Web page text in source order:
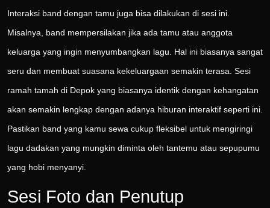
Interaksi band dengan tamu juga bisa dilakukan di sesi ini.
Misalnya, band mempersilakan jika ada tamu atau anggota
keluarga yang ingin menyumbangkan lagu. Hal ini biasanya sangat
seru dan membuat suasana kekeluargaan semakin terasa. Sesi
ramah tamah di Depok yang biasanya identik dengan kehangatan
akan semakin lengkap dengan adanya hiburan interaktif seperti ini.
Pastikan band yang kamu sewa cukup fleksibel untuk mengiringi
lagu dadakan yang mungkin diminta oleh tantemu atau sepupumu
yang hobi menyanyi.
Sesi Foto dan Penutup